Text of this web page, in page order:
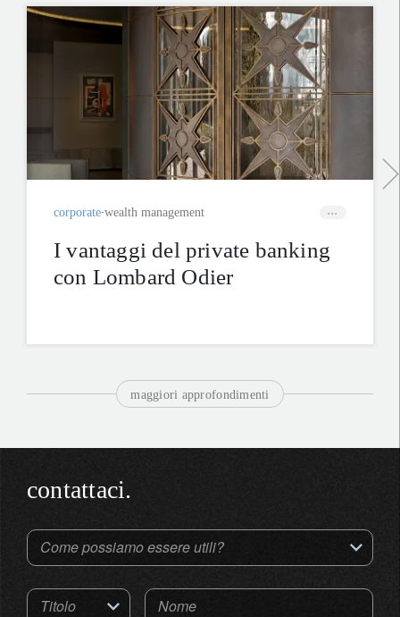
corporate wealth management
I vantaggi del private banking
con Lombard Odier
maggiori approfondimenti
contattaci.
Come possiamo essere utili?
Titolo Nome